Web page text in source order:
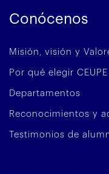
Conócenos
Misión, visión y
Por qué elegir CEUPE
Departamentos
Reconocimientos y
Testimonios de